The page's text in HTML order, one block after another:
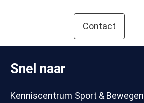
Contact
Snel naar
Kenniscentrum Sport & Bewegen